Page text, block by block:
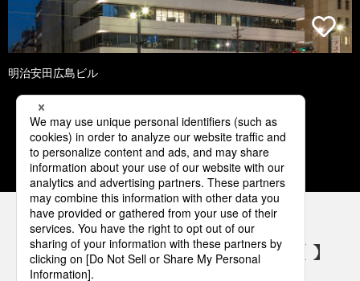
明治安田広島ビル
1 2 3 4 5
パナソニックの電気設備 SNSアカウント